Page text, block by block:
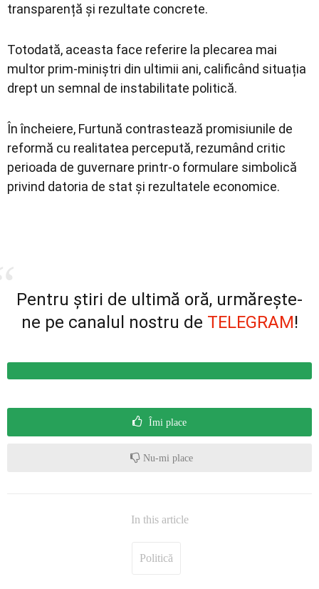
transparență și rezultate concrete.
Totodată, aceasta face referire la plecarea mai
multor prim-miniștri din ultimii ani, calificând situația
drept un semnal de instabilitate politică.
În încheiere, Furtună contrastează promisiunile de
reformă cu realitatea percepută, rezumând critic
perioada de guvernare printr-o formulare simbolică
privind datoria de stat și rezultatele economice.
Pentru știri de ultimă oră, urmărește-
ne pe canalul nostru de TELEGRAM!
Îmi place
Nu-mi place
In this article
Politică